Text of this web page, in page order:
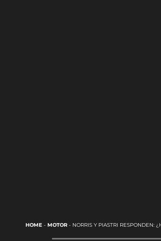
HOME- MOTOR- NORRIS Y PIASTRI RESPONDEN: